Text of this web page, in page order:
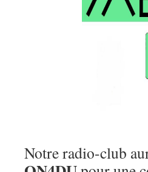
Notre radio-club